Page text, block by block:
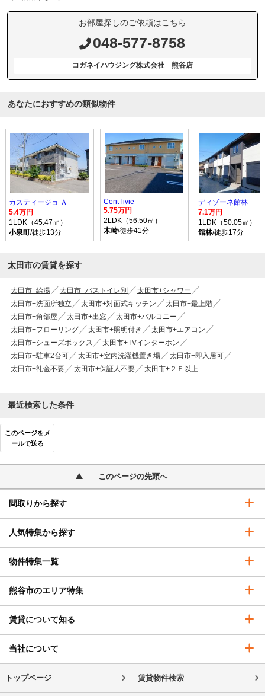
お部屋探しのご依頼はこちら
048-577-8758
コガネイハウジング株式会社 熊谷店
あなたにおすすめの類似物件
カスティージョ Ａ
5.4万円
1LDK（45.47㎡）
小泉町/徒歩13分
Cent-livie
5.75万円
2LDK（56.50㎡）
木崎/徒歩41分
ディゾーネ館林
7.1万円
1LDK（50.05㎡）
館林/徒歩17分
太田市の賃貸を探す
太田市+給湯 太田市+バストイレ別
太田市+シャワー
太田市+洗面所独立
太田市+対面式キッチン
太田市+最上階
太田市+角部屋
太田市+出窓
太田市+バルコニー
太田市+フローリング
太田市+照明付き
太田市+エアコン
太田市+シューズボックス
太田市+TVインターホン
太田市+駐車2台可
太田市+室内洗濯機置き場
太田市+即入居可
太田市+礼金不要
太田市+保証人不要 太田市+２Ｆ以上
最近検索した条件
このページをメ
ールで送る
このページの先頭へ
間取りから探す
人気特集から探す
物件特集一覧
熊谷市のエリア特集
賃貸について知る
当社について
トップページ 賃貸物件検索